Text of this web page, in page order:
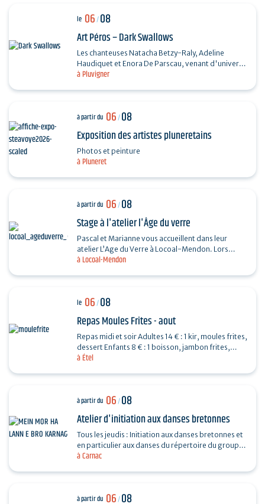
à Pluvigner
le 06/08
Art Péros – Dark Swallows
Les chanteuses Natacha Betzy-Raly, Adeline
Haudiquet et Enora De Parscau, venant d'univers
musicaux très différents, composent ensemble un
à Pluneret
à partir du 06/08
Exposition des artistes pluneretains
Photos et peinture
à Locoal-Mendon
à partir du 06/08
Stage à l'atelier l'Âge du verre
Pascal et Marianne vous accueillent dans leur
atelier L’Age du Verre à Locoal-Mendon. Lors
d’une séance de 3 heures, vous fabriquerez des
à Étel
le 06/08
Repas Moules Frites - aout
Repas midi et soir Adultes 14 € : 1 kir, moules frites,
dessert Enfants 8 € : 1 boisson, jambon frites,
dessert Repas organisé par l'APED pour la…
à Carnac
à partir du 06/08
Atelier d'initiation aux danses bretonnes
Tous les jeudis : Initiation aux danses bretonnes et
en particulier aux danses du répertoire du groupe
programmé le soir même au fest-noz organisé…
à partir du 06/08